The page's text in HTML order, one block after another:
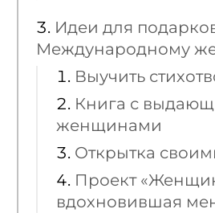
Идеи для
Международному
Выучить
Книга с
женщинами
Открытка
Проект
вдохновившая